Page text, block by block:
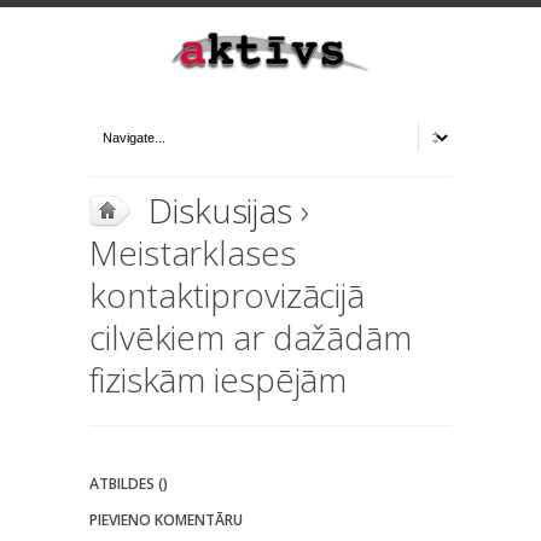
Diskusijas ›
Meistarklases
kontaktiprovizācijā
cilvēkiem ar dažādām
fiziskām iespējām
ATBILDES ()
PIEVIENO KOMENTĀRU